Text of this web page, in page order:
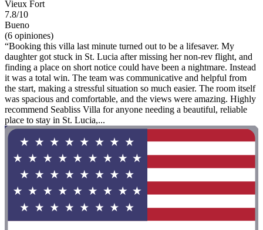
Vieux Fort
7.8/10
Bueno
(6 opiniones)
“Booking this villa last minute turned out to be a lifesaver. My
daughter got stuck in St. Lucia after missing her non-rev flight, and
finding a place on short notice could have been a nightmare. Instead
it was a total win. The team was communicative and helpful from
the start, making a stressful situation so much easier. The room itself
was spacious and comfortable, and the views were amazing. Highly
recommend Seabliss Villa for anyone needing a beautiful, reliable
place to stay in St. Lucia,...